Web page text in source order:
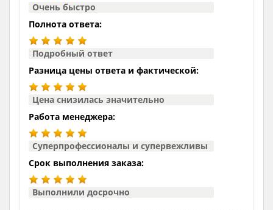
Очень быстро
Полнота ответа:
Подробный ответ
Разница цены ответа и фактической:
Цена снизилась значительно
Работа менеджера:
Суперпрофессионалы и супервежливы
Срок выполнения заказа:
Выполнили досрочно